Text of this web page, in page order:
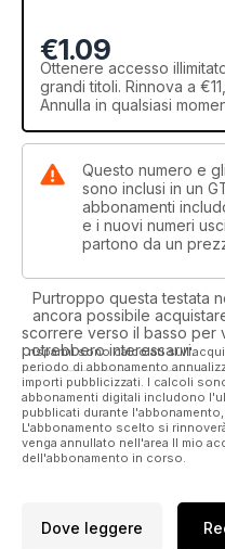
€1.09
Ottenere accesso
grandi titoli. Rinnova a
Annulla in qualsiasi
Questo numero e
sono inclusi in un
abbonamenti
e i nuovi numeri
partono da un
Purtroppo questa testata
ancora possibile
scorrere verso il basso per
potrebbero interessarvi.
I risparmi sono calcolati
periodo di abbonamento
importi pubblicizzati. I calcoli
abbonamenti digitali includono
pubblicati durante
L'abbonamento scelto si
venga annullato nell'area Il mio
dell'abbonamento in corso.
Dove leggere